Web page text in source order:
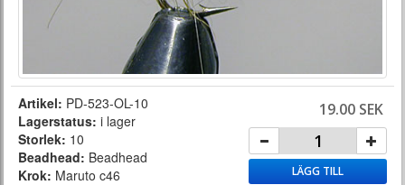
Artikel: PD-523-OL-10
Lagerstatus: i lager
Storlek: 10
Beadhead: Beadhead
Krok: Maruto c46
19.00 SEK
LÄGG TILL